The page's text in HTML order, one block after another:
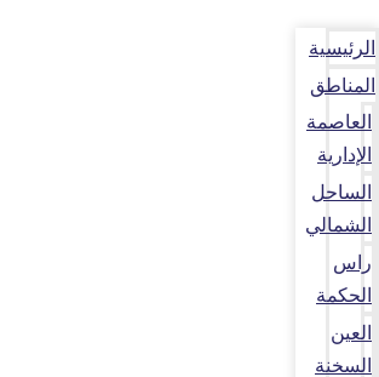
الرئيسية
المناطق
العاصمة
الإدارية
الساحل
الشمالي
راس
الحكمة
العين
السخنة